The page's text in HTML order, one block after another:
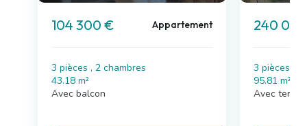
104 300 € Appartement
3 pièces , 2 chambres
43.18 m²
Avec balcon
240
3 pièces , 2
95.81 m²
Avec